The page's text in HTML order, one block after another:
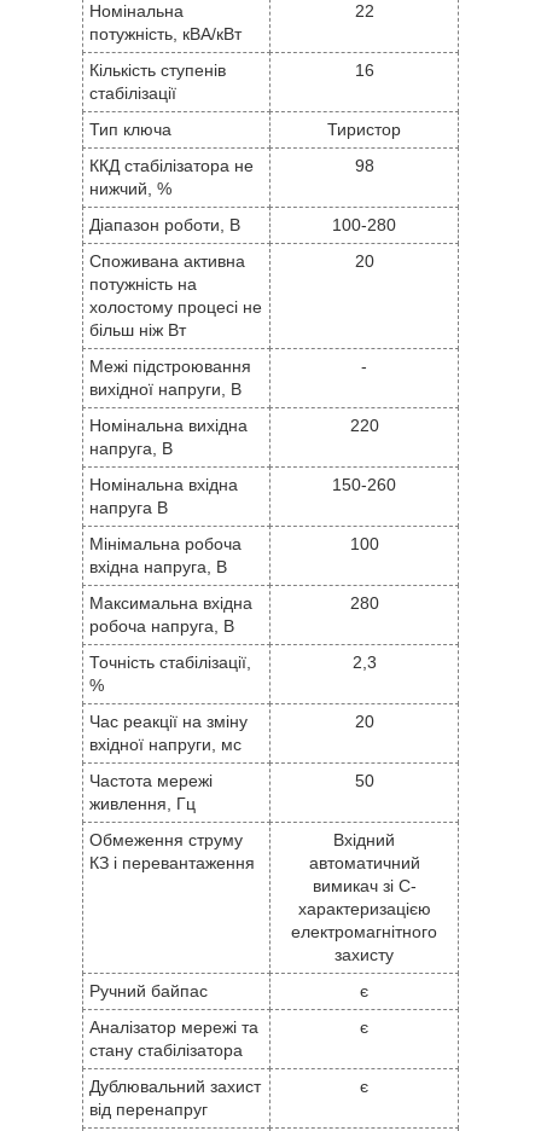
Номінальна
потужність, кВА/кВт
22
Кількість ступенів
стабілізації
16
Тип ключа
Тиристор
ККД стабілізатора не
нижчий, %
98
Діапазон роботи, В
100-280
Споживана активна
потужність на
холостому процесі не
більш ніж Вт
20
Межі підстроювання
вихідної напруги, В
-
Номінальна вихідна
напруга, В
220
Номінальна вхідна
напруга В
150-260
Мінімальна робоча
вхідна напруга, В
100
Максимальна вхідна
робоча напруга, В
280
Точність стабілізації,
%
2,3
Час реакції на зміну
вхідної напруги, мс
20
Частота мережі
живлення, Гц
50
Обмеження струму
КЗ і перевантаження
Вхідний
автоматичний
вимикач зі С-
характеризацією
електромагнітного
захисту
Ручний байпас
є
Аналізатор мережі та
стану стабілізатора
є
Дублювальний захист
від перенапруг
є